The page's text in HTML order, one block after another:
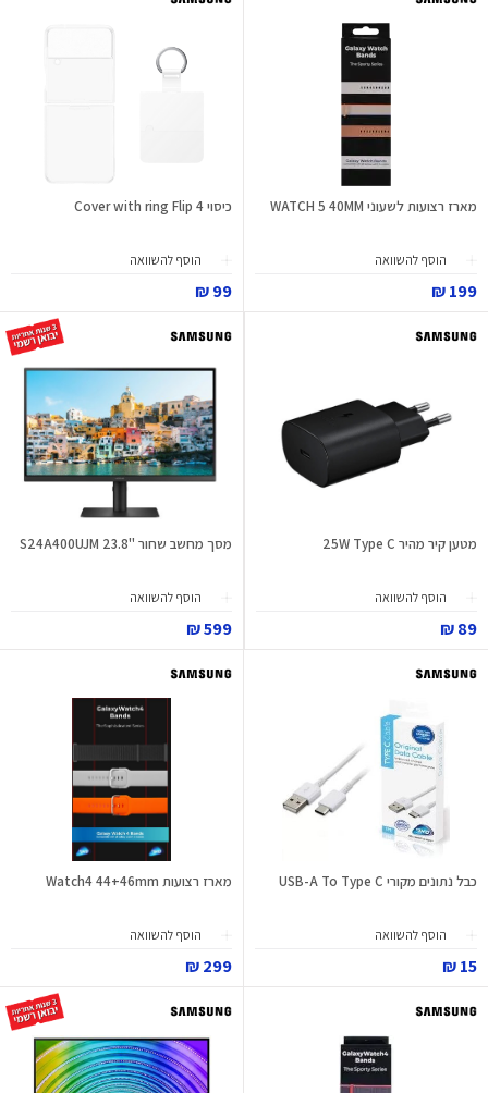
מארז רצועות לשעוני WATCH 5 40MM
הוסף להשוואה
199 ₪
כיסוי Cover with ring Flip 4
הוסף להשוואה
99 ₪
מטען קיר מהיר 25W Type C
הוסף להשוואה
89 ₪
מסך מחשב שחור "23.8 S24A400UJM
הוסף להשוואה
599 ₪
כבל נתונים מקורי USB-A To Type C
הוסף להשוואה
15 ₪
מארז רצועות Watch4 44+46mm
הוסף להשוואה
299 ₪